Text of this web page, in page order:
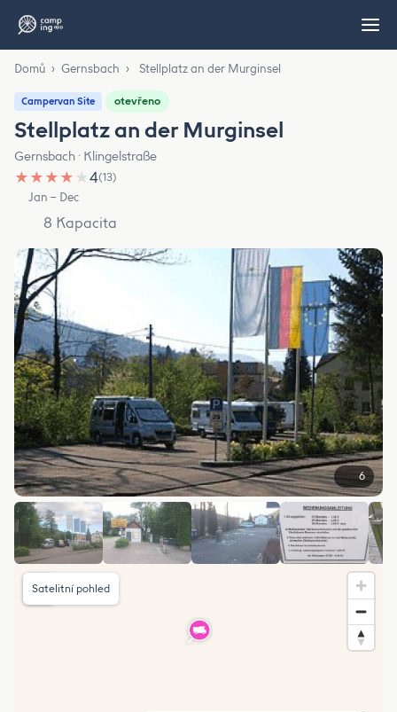
Domů › Gernsbach › Stellplatz an der Murginsel
Campervan Site otevřeno
Stellplatz an der Murginsel
Gernsbach · Klingelstraße
★ ★ ★ ★ ★4(13)
Jan – Dec
8 Kapacita
6
Satelitní pohled